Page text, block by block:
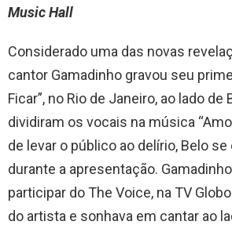
Music Hall
Considerado uma das novas
cantor Gamadinho gravou seu
Ficar”, no Rio de Janeiro, ao lado de
dividiram os vocais na música
de levar o público ao delírio, Belo
durante a apresentação.
participar do The Voice, na TV
do artista e sonhava em cantar ao